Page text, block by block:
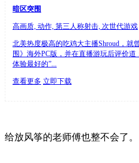
暗区突围
高画质, 动作, 第三人称射击, 次世代游戏
北美热度极高的吃鸡大主播Shroud，就
围》海外PC版，并在直播游玩后评价
体验最好的”...
查看更多 立即下载
给放风筝的老师傅也整不会了。